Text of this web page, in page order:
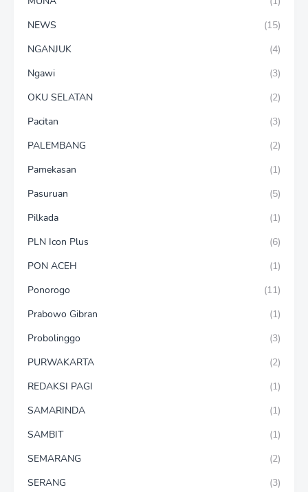
NEWS
(15)
NGANJUK
(4)
Ngawi
(3)
OKU SELATAN
(2)
Pacitan
(3)
PALEMBANG
(2)
Pamekasan
(1)
Pasuruan
(5)
Pilkada
(1)
PLN Icon Plus
(6)
PON ACEH
(1)
Ponorogo
(11)
Prabowo Gibran
(1)
Probolinggo
(3)
PURWAKARTA
(2)
REDAKSI PAGI
(1)
SAMARINDA
(1)
SAMBIT
(1)
SEMARANG
(2)
SERANG
(3)